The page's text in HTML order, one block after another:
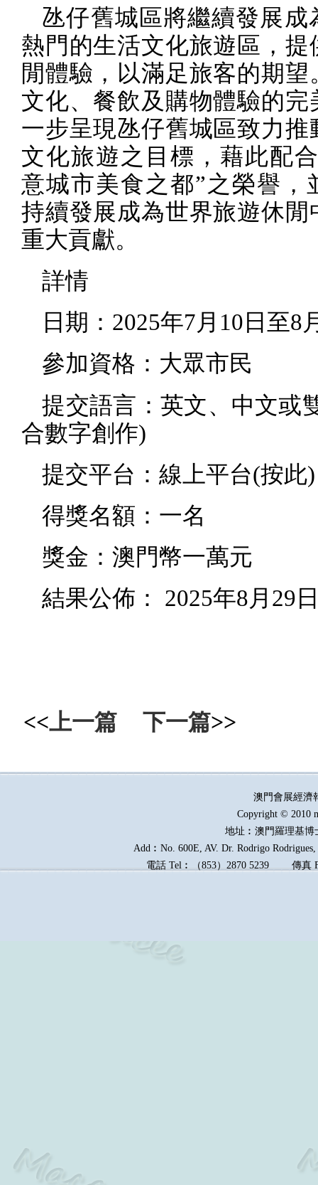
氹仔舊城區將繼續發展成
熱門的生活文化旅遊區，提
閒體驗，以滿足旅客的期望
文化、餐飲及購物體驗的完
一步呈現氹仔舊城區致力推
文化旅遊之目標，藉此配
意城市美食之都”之榮譽，
持續發展成為世界旅遊休閒
重大貢獻。
詳情
日期： 2025年7月 10 日至8
參加資格：大眾市民
提交語言：英文、中文或
合數字創作)
提交平台：線上平台(按此)
得獎名額：一名
獎金：澳門幣一萬元
結果公佈：
2025年8月 29
<<上一篇 下一篇>>
澳門會展經
Copyright © 2010
地址︰澳門羅理基博
Add︰No. 600E, AV. Dr. Rodrigo
電話 Tel︰（853）2870 5239傳真